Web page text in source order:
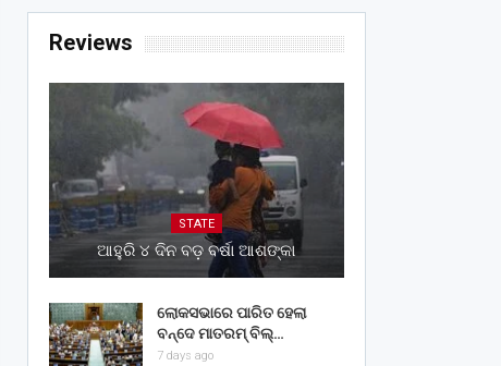
Reviews
STATE
ଆହୁରି ୪ ଦିନ ବଡ଼ ବର୍ଷା ଆଶଙ୍କା
ଲୋକସଭାରେ ପାରିତ ହେଲା
ବନ୍ଦେ ମାତରମ୍‌ ବିଲ୍‌…
7 days ago